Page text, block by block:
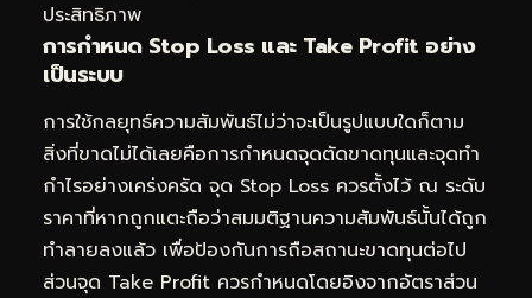
ประสิทธิภาพ
การกำหนด Stop Loss และ Take Profit อย่าง
เป็นระบบ
การใช้กลยุทธ์ความสัมพันธ์ไม่ว่าจะเป็นรูปแบบใดก็ตาม
สิ่งที่ขาดไม่ได้เลยคือการกำหนดจุดตัดขาดทุนและจุดทำ
กำไรอย่างเคร่งครัด จุด Stop Loss ควรตั้งไว้ ณ ระดับ
ราคาที่หากถูกแตะถือว่าสมมติฐานความสัมพันธ์นั้นได้ถูก
ทำลายลงแล้ว เพื่อป้องกันการถือสถานะขาดทุนต่อไป
ส่วนจุด Take Profit ควรกำหนดโดยอิงจากอัตราส่วน